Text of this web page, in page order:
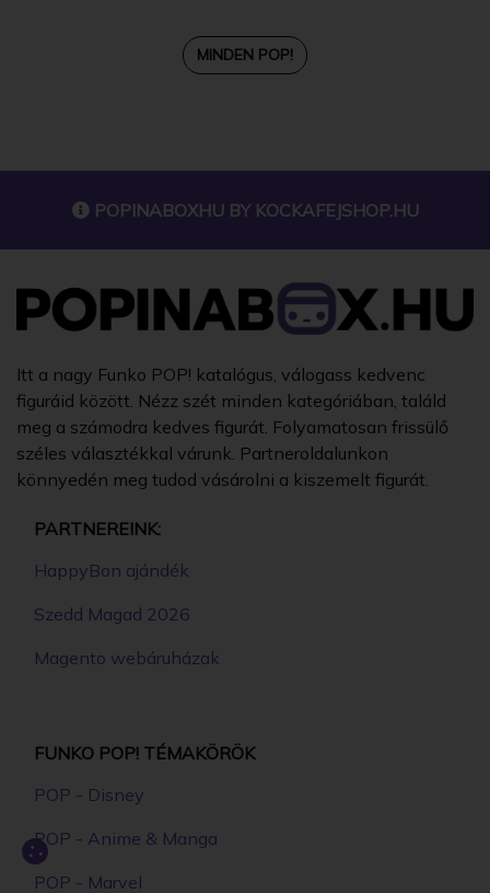
MINDEN POP!
POPINABOXHU BY KOCKAFEJSHOP.HU
Itt a nagy Funko POP! katalógus, válogass kedvenc
figuráid között. Nézz szét minden kategóriában, találd
meg a számodra kedves figurát. Folyamatosan frissülő
széles választékkal várunk. Partneroldalunkon
könnyedén meg tudod vásárolni a kiszemelt figurát.
PARTNEREINK:
HappyBon ajándék
Szedd Magad 2026
Magento webáruházak
FUNKO POP! TÉMAKÖRÖK
POP - Disney
POP - Anime & Manga
POP - Marvel